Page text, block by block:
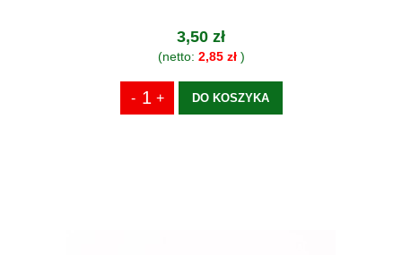
3,50 zł
(netto: 2,85 zł)
DO KOSZYKA